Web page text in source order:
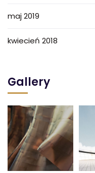
maj 2019
kwiecień 2018
Gallery